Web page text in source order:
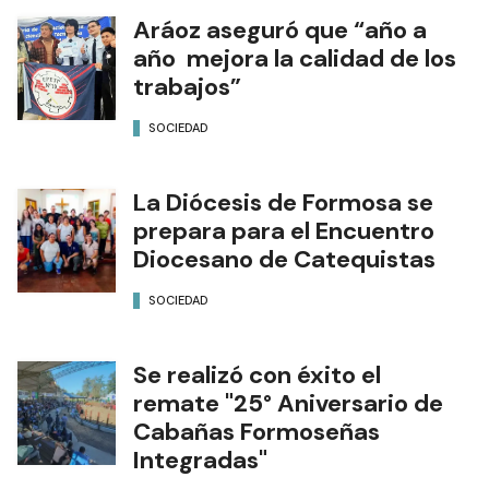
Aráoz aseguró que “año a
año mejora la calidad de los
trabajos”
SOCIEDAD
La Diócesis de Formosa se
prepara para el Encuentro
Diocesano de Catequistas
SOCIEDAD
Se realizó con éxito el
remate "25° Aniversario de
Cabañas Formoseñas
Integradas"